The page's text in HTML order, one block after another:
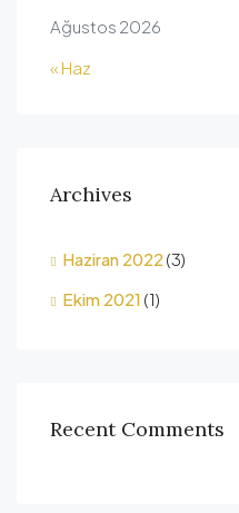
Ağustos 2026
« Haz
Archives
Haziran 2022 (3)
Ekim 2021 (1)
Recent Comments